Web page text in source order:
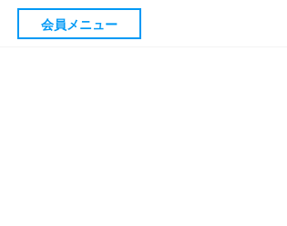
会員メニュー